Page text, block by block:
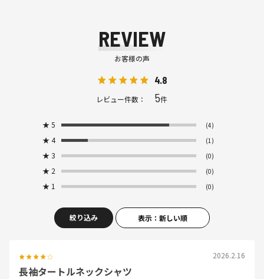
REVIEW
お客様の声
4.8
レビュー件数： 5件
★ 5 (4)
★ 4 (1)
★ 3 (0)
★ 2 (0)
★ 1 (0)
絞り込み 表示：新しい順
2026.2.16
長袖タートルネックシャツ